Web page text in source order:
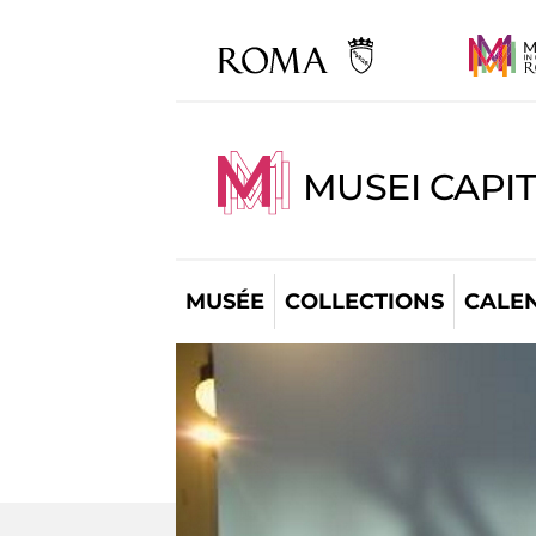
MUSEI
MUSÉE COLLECTIONS